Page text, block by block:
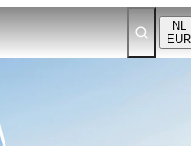
NL
EUR